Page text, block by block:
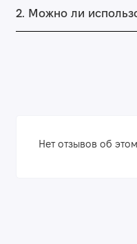
2. Можно ли
Нет отзывов об